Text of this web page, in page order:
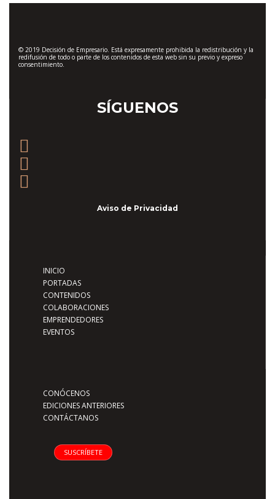
© 2019 Decisión de Empresario. Está expresamente prohibida la redistribución y la
redifusión de todo o parte de los contenidos de esta web sin su previo y expreso
consentimiento.
SÍGUENOS
Aviso de Privacidad
INICIO
PORTADAS
CONTENIDOS
COLABORACIONES
EMPRENDEDORES
EVENTOS
CONÓCENOS
EDICIONES ANTERIORES
CONTÁCTANOS
SUSCRÍBETE